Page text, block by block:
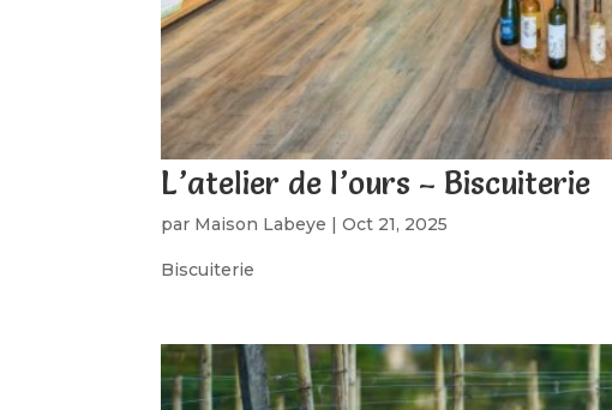
L’atelier de l’ours – Biscuiterie
par Maison Labeye |Oct 21, 2025
Biscuiterie